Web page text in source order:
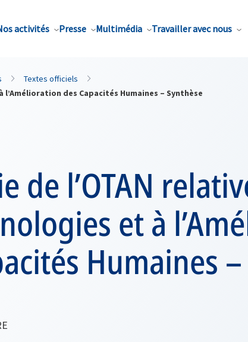
activités Presse Multimédia Travailler avec nous
Textes officiels
des Capacités Humaines – Synthèse
de l’OTAN
et à
Humaines